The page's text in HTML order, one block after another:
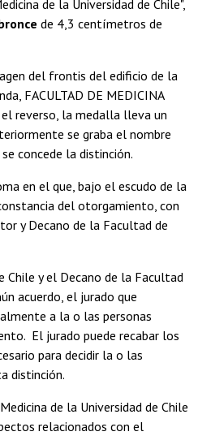
de la Universidad de Chile",
de 4,3 centímetros de
del frontis del edificio de la
FACULTAD DE MEDICINA
el reverso, la medalla lleva un
se graba el nombre
concede la distinción.
en el que, bajo el escudo de la
del otorgamiento, con
y Decano de la Facultad de
Chile y el Decano de la Facultad
acuerdo, el jurado que
a la o las personas
El jurado puede recabar los
para decidir la o las
distinción.
de la Universidad de Chile
relacionados con el